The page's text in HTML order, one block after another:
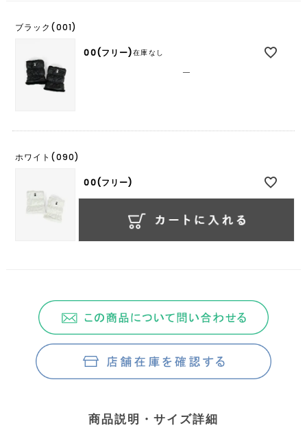
ブラック(001)
00(フリー)在庫なし
—
ホワイト(090)
00(フリー)
商品説明・サイズ詳細